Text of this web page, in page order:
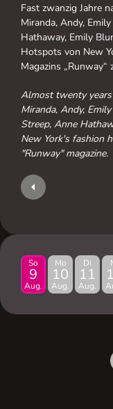
Fast zwanzig Jahre
Miranda, Andy,
Hathaway, Emily
Hotspots von New
Magazins „Runway“
Almost twenty
Miranda, Andy,
Streep, Anne
New York's fashion
"Runway" magazine.
So
9
Aug.
Mo
10
Aug.
Di
11
Aug.